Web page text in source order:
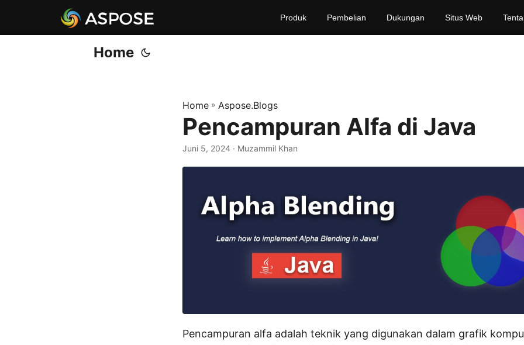
Produk Pembelian Dukungan Situs Web
Home
Home » Aspose.Blogs
Pencampuran Alfa di Java
Juni 5, 2024 · Muzammil Khan
Pencampuran alfa adalah teknik yang digunakan dalam grafik